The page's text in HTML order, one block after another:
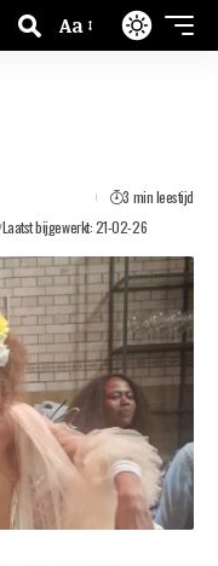
Aa
Laatst bijgewerkt: 21-02-26
3 min leestijd